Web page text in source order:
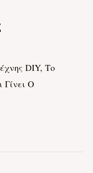
DIY, Το
Γίνει Ο